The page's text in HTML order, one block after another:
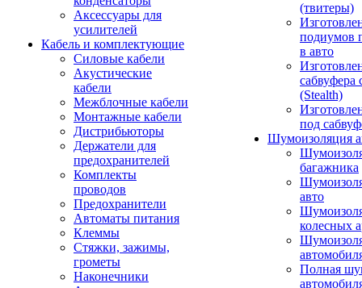
Аксессуары для
усилителей
Кабель и комплектующие
Силовые кабели
Акустические
кабели
Межблочные кабели
Монтажные кабели
Дистрибьюторы
Держатели для
предохранителей
Комплекты
проводов
Предохранители
Автоматы питания
Клеммы
Стяжки, зажимы,
грометы
Наконечники
(твитеры)
подиумов
в авто
сабвуфера
(Stealth)
под
Шумоизоляция
багажника
авто
колесных
Полная